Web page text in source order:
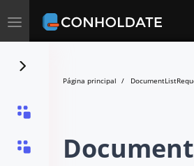
Toggle
navigation
Página principal